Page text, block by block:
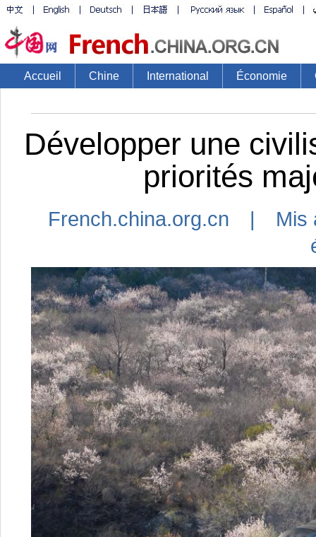
Accueil Chine International Économie
Développer une
priorités
French.china.org.cn |